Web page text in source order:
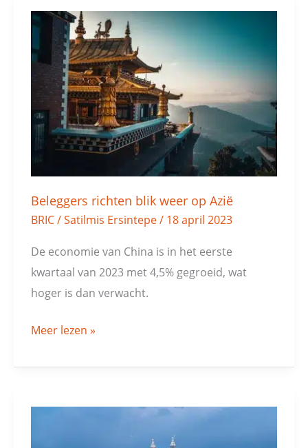
Beleggers richten blik weer op Azië
BRIC/Satilmis Ersintepe/ 18 april 2023
De economie van China is in het eerste
kwartaal van 2023 met 4,5% gegroeid, wat
hoger is dan verwacht.
Beleggers
richten
blik
weer
op
Azië
Meer lezen »